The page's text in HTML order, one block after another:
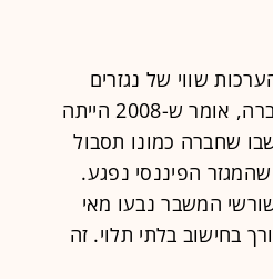
והערכות שווי של נגזרים
פיננסיים. למרות השוק הבעייתי, ד"ר דוד גרשון, מנכ"ל החברה, אומר ש-2008 הייתה
"חשבו שחברה כמונו תסבול
הפיננסי נפגע.
המשבר נבעו מאי
בחישוב בלתי תלוי. זה